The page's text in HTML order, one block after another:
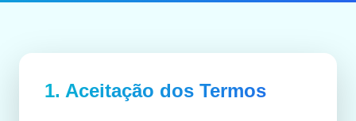
1. Aceitação dos Termos